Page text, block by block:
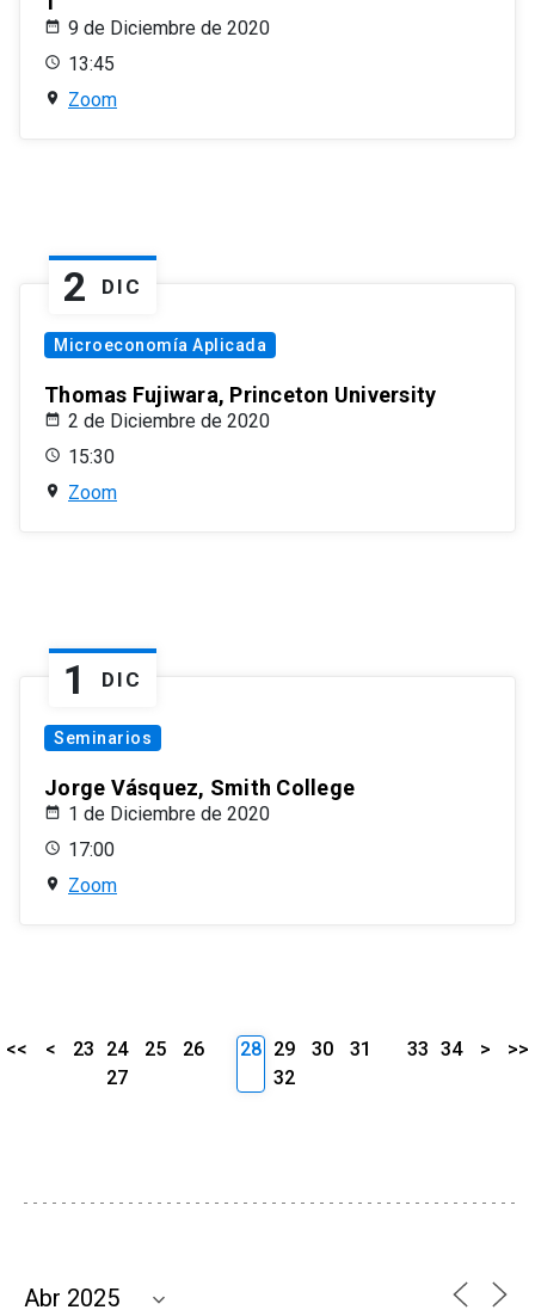
9 de Diciembre de 2020
13:45
Zoom
2 DIC
Microeconomía Aplicada
Thomas Fujiwara, Princeton University
2 de Diciembre de 2020
15:30
Zoom
1 DIC
Seminarios
Jorge Vásquez, Smith College
1 de Diciembre de 2020
17:00
Zoom
<< < 23 24 25
26
27
28 29 30
31
32
33 34 > >>